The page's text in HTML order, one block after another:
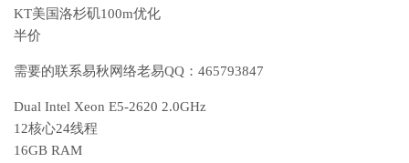
KT美国洛杉矶100m优化
半价
需要的联系易秋网络老易QQ：465793847
Dual Intel Xeon E5-2620 2.0GHz
12核心24线程
16GB RAM